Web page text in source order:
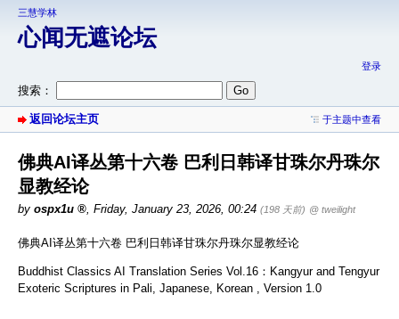
三慧学林
心闻无遮论坛
登录
搜索：
返回论坛主页 于主题中查看
佛典AI译丛第十六卷 巴利日韩译甘珠尔丹珠尔
显教经论
by ospx1u , Friday, January 23, 2026, 00:24 (198 天前) @ tweilight
佛典AI译丛第十六卷 巴利日韩译甘珠尔丹珠尔显教经论
Buddhist Classics AI Translation Series Vol.16：Kangyur and Tengyur
Exoteric Scriptures in Pali, Japanese, Korean , Version 1.0